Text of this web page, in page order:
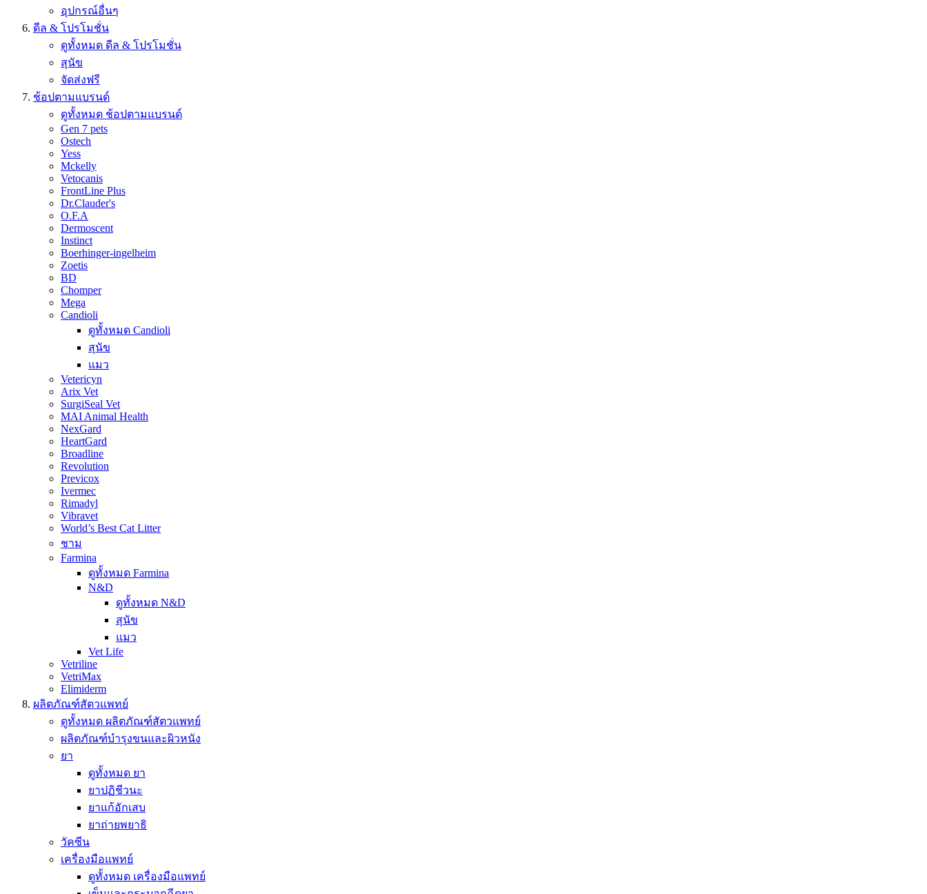
อุปกรณ์อื่นๆ
ดีล & โปรโมชั่น
ดูทั้งหมด ดีล & โปรโมชั่น
สุนัข
จัดส่งฟรี
ช้อปตามแบรนด์
ดูทั้งหมด ช้อปตามแบรนด์
Gen 7 pets
Ostech
Yess
Mckelly
Vetocanis
FrontLine Plus
Dr.Clauder's
O.F.A
Dermoscent
Instinct
Boerhinger-ingelheim
Zoetis
BD
Chomper
Mega
Candioli
ดูทั้งหมด Candioli
สุนัข
แมว
Vetericyn
Arix Vet
SurgiSeal Vet
MAI Animal Health
NexGard
HeartGard
Broadline
Revolution
Previcox
Ivermec
Rimadyl
Vibravet
World’s Best Cat Litter
ชาม
Farmina
ดูทั้งหมด Farmina
N&D
ดูทั้งหมด N&D
สุนัข
แมว
Vet Life
Vetriline
VetriMax
Elimiderm
ผลิตภัณฑ์สัตวแพทย์
ดูทั้งหมด ผลิตภัณฑ์สัตวแพทย์
ผลิตภัณฑ์บำรุงขนและผิวหนัง
ยา
ดูทั้งหมด ยา
ยาปฏิชีวนะ
ยาแก้อักเสบ
ยาถ่ายพยาธิ
วัคซีน
เครื่องมือแพทย์
ดูทั้งหมด เครื่องมือแพทย์